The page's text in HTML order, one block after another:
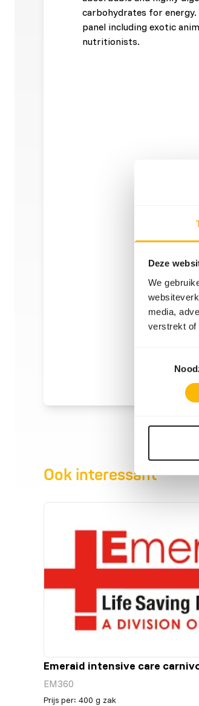
Deze
We
media,
verstrekt of
carbohydrates for
panel including exotic
nutritionists.
Ook interessant
Emeraid intensive care
EM360
Prijs per: 400 g zak